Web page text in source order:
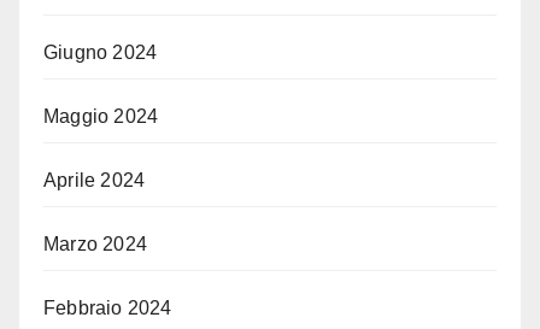
Giugno 2024
Maggio 2024
Aprile 2024
Marzo 2024
Febbraio 2024